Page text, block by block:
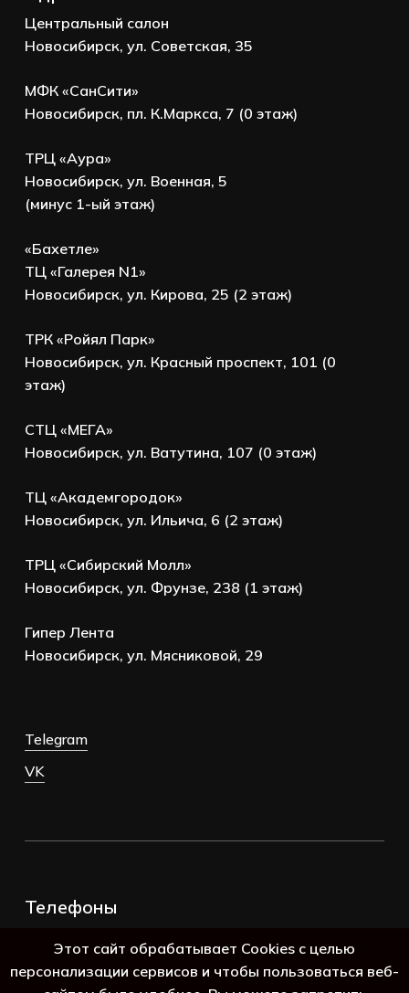
Центральный салон
Новосибирск, ул. Советская, 35
МФК «СанСити»
Новосибирск, пл. К.Маркса, 7 (0 этаж)
ТРЦ «Аура»
Новосибирск, ул. Военная, 5
(минус 1-ый этаж)
«Бахетле»
ТЦ «Галерея N1»
Новосибирск, ул. Кирова, 25 (2 этаж)
ТРК «Ройял Парк»
Новосибирск, ул. Красный проспект, 101 (0
этаж)
СТЦ «МЕГА»
Новосибирск, ул. Ватутина, 107 (0 этаж)
ТЦ «Академгородок»
Новосибирск, ул. Ильича, 6 (2 этаж)
ТРЦ «Сибирский Молл»
Новосибирск, ул. Фрунзе, 238 (1 этаж)
Гипер Лента
Новосибирск, ул. Мясниковой, 29
Telegram
VK
Телефоны
8 (800) 250-69-39
Этот сайт обрабатывает Cookies с целью
персонализации сервисов и чтобы пользоваться веб-